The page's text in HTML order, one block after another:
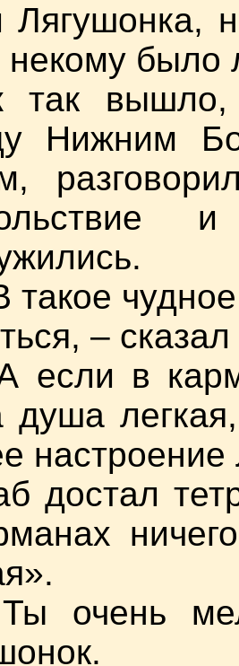
Лягушонка,
было
так вышло,
Нижним
такое
–
если в
душа
настроение
достал
очень